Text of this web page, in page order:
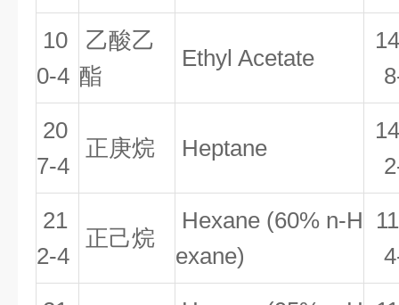
10
0-4
乙酸乙
酯
Ethyl Acetate
20
7-4
正庚烷 Heptane
21
2-4
正己烷
Hexane (60% n-H
exane)